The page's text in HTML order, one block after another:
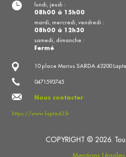
10 place Marius SARDA 43200
0471593745
Nous contacter
https://www.lapte43.fr
lundi, jeudi :
08h00 à 15h00
mardi, mercredi, vendredi :
08h00 à 12h30
samedi, dimanche :
Fermé
COPYRIGHT © 2026.